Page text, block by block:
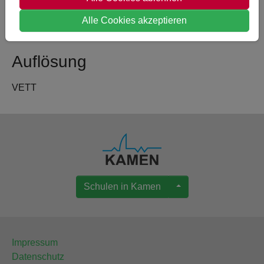
Auflösung
VETT
Schulen in Kamen
Impressum
Datenschutz
Alle Cookies akzeptieren